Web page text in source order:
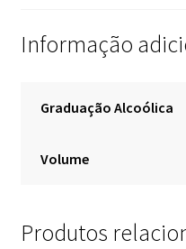
Informação
Graduação Alcoólica
Volume
Produtos